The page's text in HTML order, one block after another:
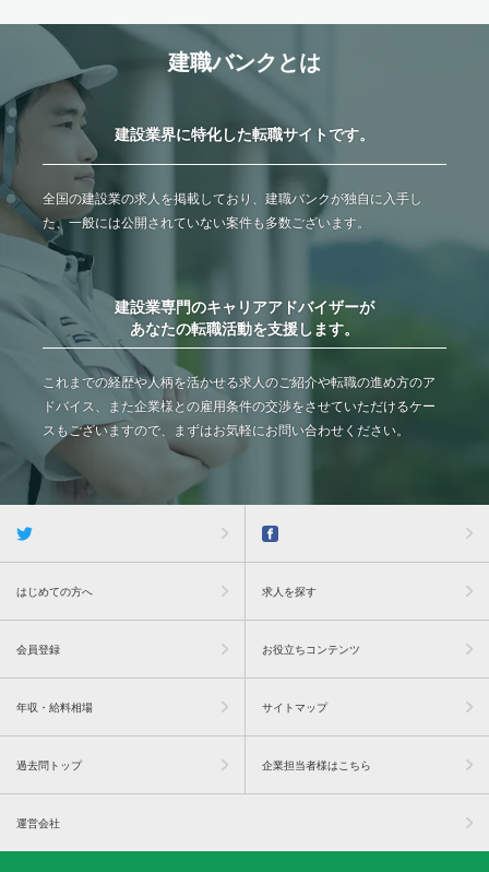
建職バンクとは
建設業界に特化した転職サイトです。
全国の建設業の求人を掲載しており、建職バンクが独自に入手し
た、一般には公開されていない案件も多数ございます。
建設業専門のキャリアアドバイザーが
あなたの転職活動を支援します。
これまでの経歴や人柄を活かせる求人のご紹介や転職の進め方のア
ドバイス、また企業様との雇用条件の交渉をさせていただけるケー
スもございますので、まずはお気軽にお問い合わせください。
はじめての方へ 求人を探す
会員登録 お役立ちコンテンツ
年収・給料相場 サイトマップ
過去問トップ 企業担当者様はこちら
運営会社